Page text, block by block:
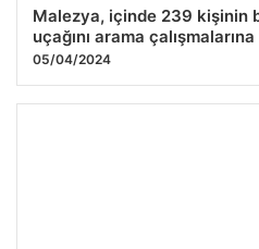
Malezya, içinde 239 kişinin
uçağını arama
05/04/2024